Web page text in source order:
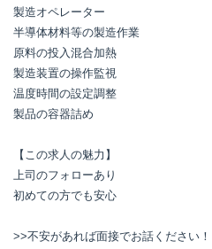
製造オペレーター
半導体材料等の製造作業
原料の投入混合加熱
製造装置の操作監視
温度時間の設定調整
製品の容器詰め
【この求人の魅力】
上司のフォローあり
初めての方でも安心
>>不安があれば面接でお話ください！